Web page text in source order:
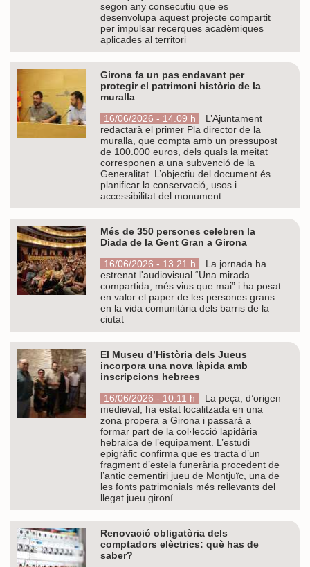
segon any consecutiu que es
desenvolupa aquest projecte compartit
per impulsar recerques acadèmiques
aplicades al territori
Girona fa un pas endavant per
protegir el patrimoni històric de la
muralla
16/06/2026 - 14.09 h
L’Ajuntament
redactarà el primer Pla director de la
muralla, que compta amb un pressupost
de 100.000 euros, dels quals la meitat
corresponen a una subvenció de la
Generalitat. L’objectiu del document és
planificar la conservació, usos i
accessibilitat del monument
Més de 350 persones celebren la
Diada de la Gent Gran a Girona
16/06/2026 - 13.21 h
La jornada ha
estrenat l'audiovisual “Una mirada
compartida, més vius que mai” i ha posat
en valor el paper de les persones grans
en la vida comunitària dels barris de la
ciutat
El Museu d’Història dels Jueus
incorpora una nova làpida amb
inscripcions hebrees
16/06/2026 - 10.11 h
La peça, d’origen
medieval, ha estat localitzada en una
zona propera a Girona i passarà a
formar part de la col·lecció lapidària
hebraica de l’equipament. L’estudi
epigràfic confirma que es tracta d’un
fragment d’estela funerària procedent de
l’antic cementiri jueu de Montjuïc, una de
les fonts patrimonials més rellevants del
llegat jueu gironí
Renovació obligatòria dels
comptadors elèctrics: què has de
saber?